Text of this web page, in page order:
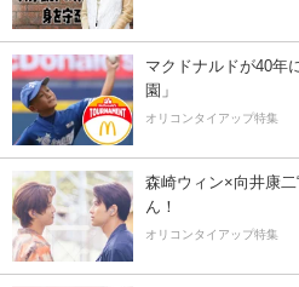
マクドナルドが40年
園」
オリコンタイアップ特集
森崎ウィン×向井康二
ん！
オリコンタイアップ特集